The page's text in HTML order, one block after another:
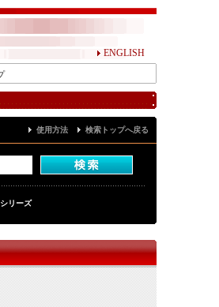
ENGLISH
使用方法 検索トップへ戻る
シリーズ